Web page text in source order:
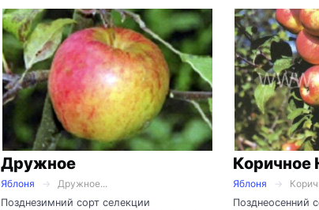
Дружное
Яблоня
Дружное...
Позднезимний сорт селекции
Коричное
Яблоня
Позднеосенний